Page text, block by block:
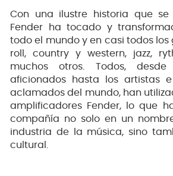
Con una ilustre historia que se
Fender ha tocado y
todo el mundo y en casi todos los
roll, country y western, jazz,
muchos otros. Todos,
aficionados hasta los artistas
aclamados del mundo, han
amplificadores Fender, lo que
compañía no solo en un
industria de la música, sino
cultural.